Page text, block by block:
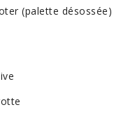
(palette désossée)